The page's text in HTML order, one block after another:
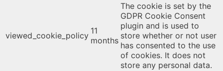
viewed_cookie_policy 11
months
The cookie is set by the
GDPR Cookie Consent
plugin and is used to
store whether or not user
has consented to the use
of cookies. It does not
store any personal data.